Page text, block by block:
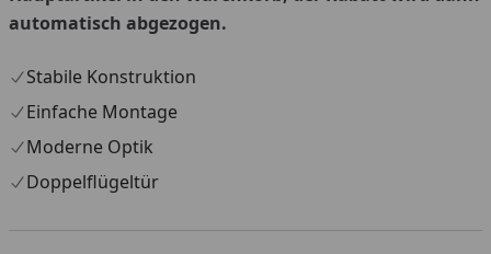
automatisch abgezogen.
Stabile Konstruktion
Einfache Montage
Moderne Optik
Doppelflügeltür